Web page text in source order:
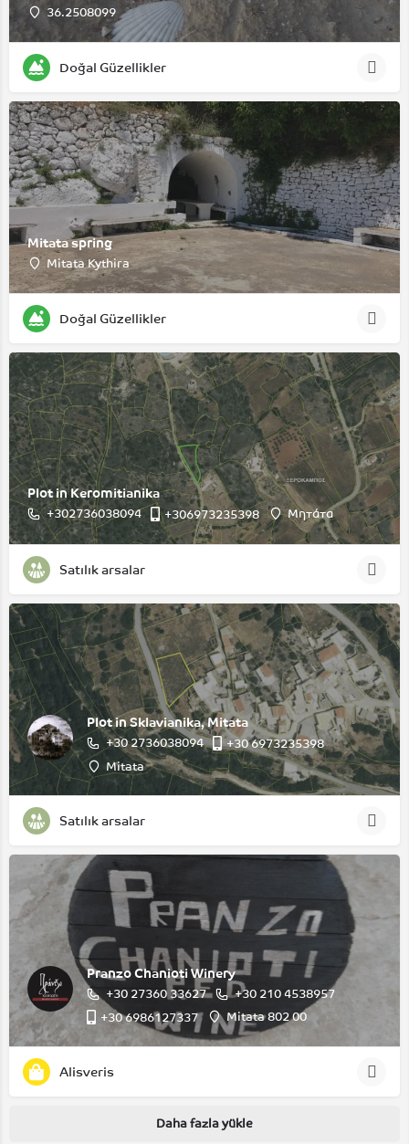
36.2508099
Doğal Güzellikler
Mitata spring
Mitata Kythira
Doğal Güzellikler
Plot in Keromitianika
+302736038094 +306973235398 Μητάτα
Satılık arsalar
Plot in Sklavianika, Mitata
+30 2736038094
+30 6973235398
Mitata
Satılık arsalar
Pranzo Chanioti Winery
+30 27360 33627
+30 210 4538957
+30 6986127337
Mitata 802 00
Alisveris
Daha fazla yükle